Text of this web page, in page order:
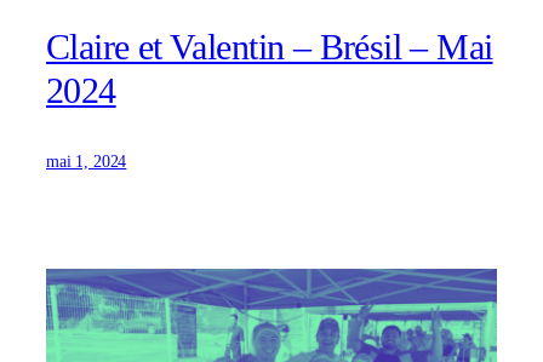
Claire et Valentin – Brésil – Mai
2024
mai 1, 2024